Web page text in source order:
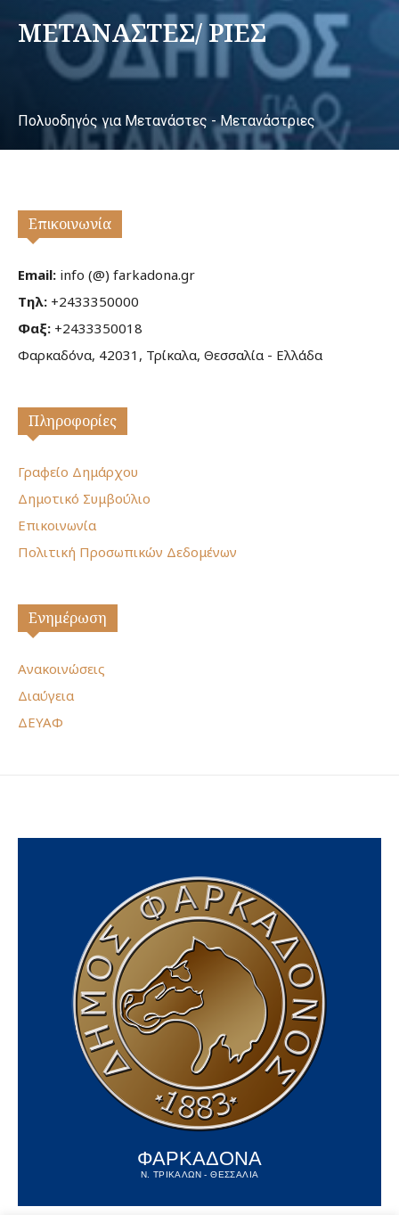
ΜΕΤΑΝΑΣΤΕΣ/ ΡΙΕΣ
Πολυοδηγός για Μετανάστες - Μετανάστριες
Επικοινωνία
Email: info (@) farkadona.gr
Τηλ: +2433350000
Φαξ: +2433350018
Φαρκαδόνα, 42031, Τρίκαλα, Θεσσαλία - Ελλάδα
Πληροφορίες
Γραφείο Δημάρχου
Δημοτικό Συμβούλιο
Επικοινωνία
Πολιτική Προσωπικών Δεδομένων
Ενημέρωση
Ανακοινώσεις
Διαύγεια
ΔΕΥΑΦ
ΦΑΡΚΑΔΟΝΑ
Ν. ΤΡΙΚΑΛΩΝ - ΘΕΣΣΑΛΙΑ